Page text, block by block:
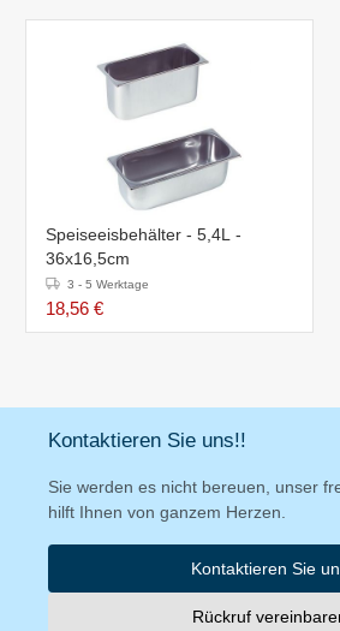
Speiseeisbehälter - 5,4L -
36x16,5cm
3 - 5 Werktage
18,56 €
Kontaktieren Sie uns!!
Sie werden es nicht bereuen, unser
hilft Ihnen von ganzem Herzen.
Kontaktieren Sie
Rückruf